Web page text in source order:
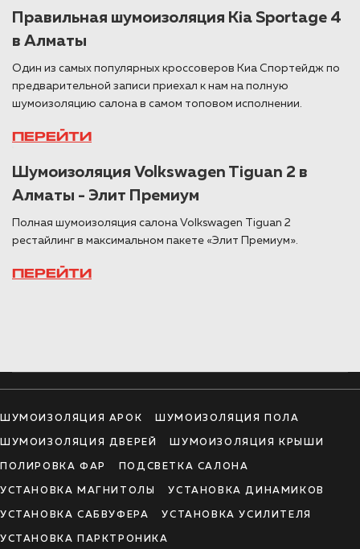
Правильная шумоизоляция Kia Sportage 4
в Алматы
Один из самых популярных кроссоверов Киа Спортейдж по
предварительной записи приехал к нам на полную
шумоизоляцию салона в самом топовом исполнении.
ПЕРЕЙТИ
Шумоизоляция Volkswagen Tiguan 2 в
Алматы - Элит Премиум
Полная шумоизоляция салона Volkswagen Tiguan 2
рестайлинг в максимальном пакете «Элит Премиум».
ПЕРЕЙТИ
ШУМОИЗОЛЯЦИЯ АРОК ШУМОИЗОЛЯЦИЯ ПОЛА
ШУМОИЗОЛЯЦИЯ ДВЕРЕЙ ШУМОИЗОЛЯЦИЯ КРЫШИ
ПОЛИРОВКА ФАР ПОДСВЕТКА САЛОНА
УСТАНОВКА МАГНИТОЛЫ УСТАНОВКА ДИНАМИКОВ
УСТАНОВКА САБВУФЕРА УСТАНОВКА УСИЛИТЕЛЯ
УСТАНОВКА ПАРКТРОНИКА